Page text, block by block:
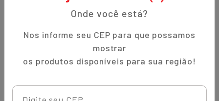
Onde você está?
Nos informe seu CEP para que possamos
mostrar
os produtos disponíveis para sua região!
Política de Privacidade
Trocas e Devoluções
Nippon-Aji App